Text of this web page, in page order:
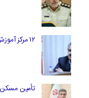
۱۲ مرکز آموزش فنی و حرفه‌ای لرستان تجهیز و ساماندهی شد
تأمین مسکن برای ۱۲۱